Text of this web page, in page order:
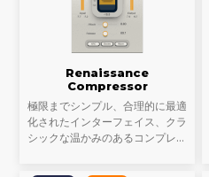
Renaissance
Compressor
極限までシンプル、合理的に最適
化されたインターフェイス、クラ
シックな温かみのあるコンプレッ